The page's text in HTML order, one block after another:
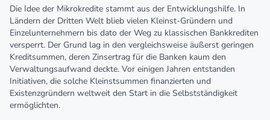
Die Idee der Mikrokredite stammt aus der Entwicklungshilfe. In
Ländern der Dritten Welt blieb vielen Kleinst-Gründern und
Einzelunternehmern bis dato der Weg zu klassischen Bankkrediten
versperrt. Der Grund lag in den vergleichsweise äußerst geringen
Kreditsummen, deren Zinsertrag für die Banken kaum den
Verwaltungsaufwand deckte. Vor einigen Jahren entstanden
Initiativen, die solche Kleinstsummen finanzierten und
Existenzgründern weltweit den Start in die Selbstständigkeit
ermöglichten.